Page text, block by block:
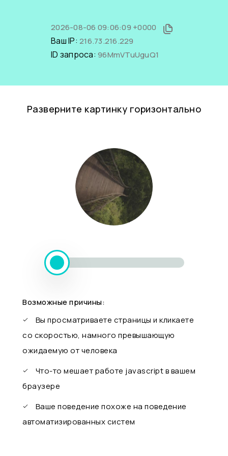
2026-08-06 09:06:09 +0000
Ваш IP: 216.73.216.229
ID запроса: 96MmVTuUguQ1
Разверните картинку горизонтально
Возможные причины:
Вы просматриваете страницы и кликаете
со скоростью, намного превышающую
ожидаемую от человека
Что-то мешает работе javascript в вашем
браузере
Ваше поведение похоже на поведение
автоматизированных систем